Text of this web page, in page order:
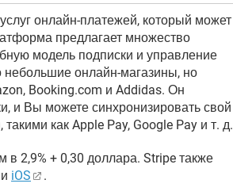
онлайн-платежей, который может
предлагает множество
модель подписки и управление
небольшие онлайн-магазины, но
Booking.com и Addidas. Он
и Вы можете синхронизировать свой
как Apple Pay, Google Pay и т. д.
в 2,9% + 0,30 доллара. Stripe также
и iOS .